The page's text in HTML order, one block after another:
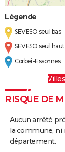
Légende
SEVESO seuil bas
SEVESO seuil haut
Corbeil-Essonnes
RISQUE DE
Aucun arrêté
la commune, ni
département.